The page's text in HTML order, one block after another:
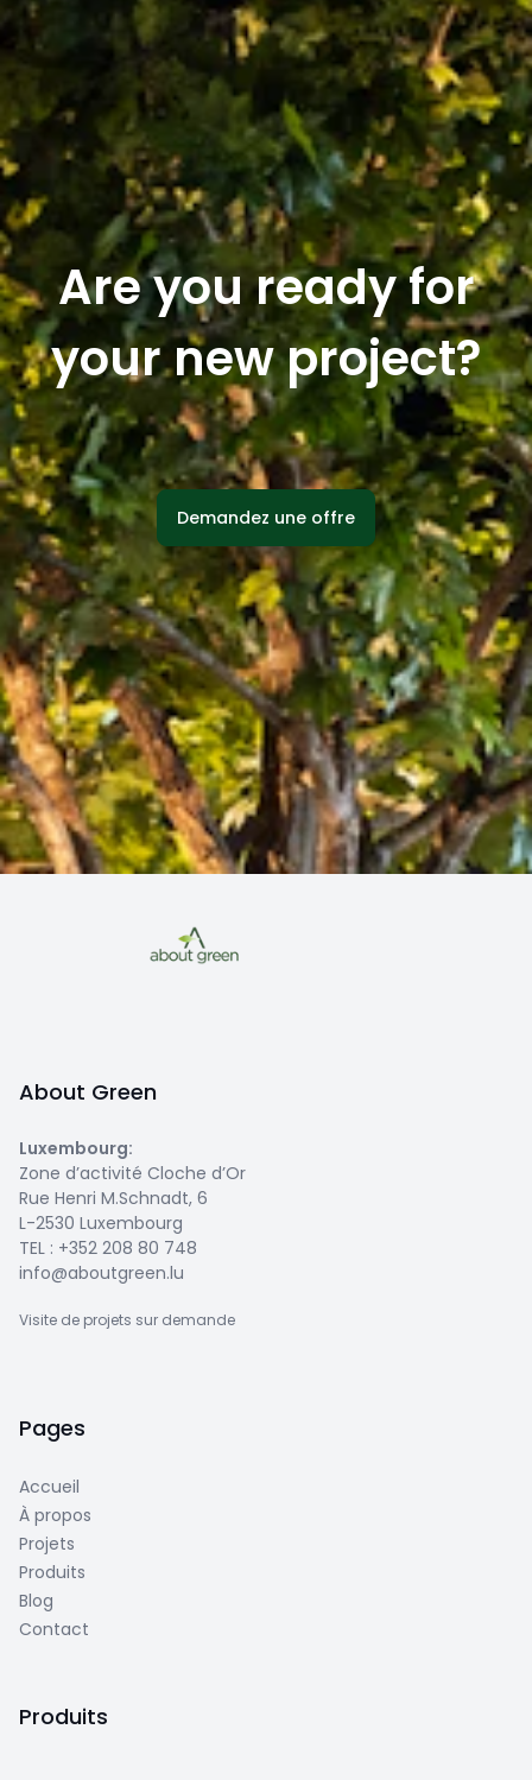
Are you ready for
your new project?
Demandez une offre
About Green
Luxembourg:
Zone d’activité Cloche d’Or
Rue Henri M.Schnadt, 6
L-2530 Luxembourg
TEL : +352 208 80 748
info@aboutgreen.lu
Visite de projets sur demande
Pages
Accueil
À propos
Projets
Produits
Blog
Contact
Produits